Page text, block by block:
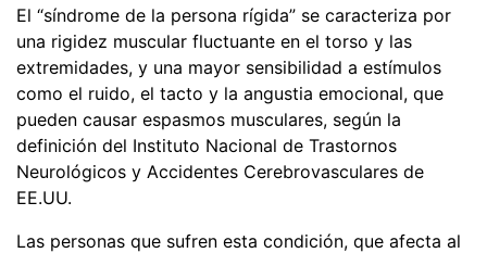
El “síndrome de la persona rígida” se caracteriza por
una rigidez muscular fluctuante en el torso y las
extremidades, y una mayor sensibilidad a estímulos
como el ruido, el tacto y la angustia emocional, que
pueden causar espasmos musculares, según la
definición del Instituto Nacional de Trastornos
Neurológicos y Accidentes Cerebrovasculares de
EE.UU.
Las personas que sufren esta condición, que afecta al